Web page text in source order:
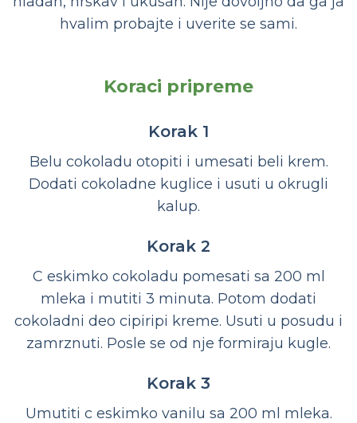
hvalim probajte i uverite se sami.
Koraci pripreme
Korak 1
Belu cokoladu otopiti i umesati beli krem.
Dodati cokoladne kuglice i usuti u okrugli
kalup.
Korak 2
C eskimko cokoladu pomesati sa 200 ml
mleka i mutiti 3 minuta. Potom dodati
cokoladni deo cipiripi kreme. Usuti u posudu i
zamrznuti. Posle se od nje formiraju kugle.
Korak 3
Umutiti c eskimko vanilu sa 200 ml mleka.